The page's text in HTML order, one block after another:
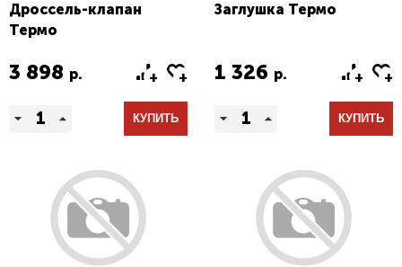
Дроссель-клапан
Термо
3 898 р.
КУПИТЬ
Заглушка Термо
1 326 р.
КУПИТЬ